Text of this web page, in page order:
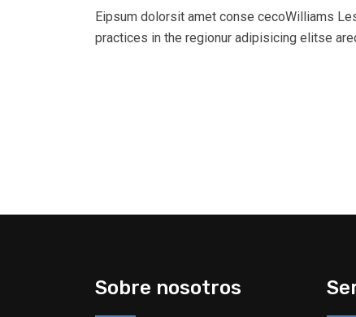
Eipsum dolorsit amet conse cecoWilliams
practices in the regionur adipisicing elitse
Sobre nosotros